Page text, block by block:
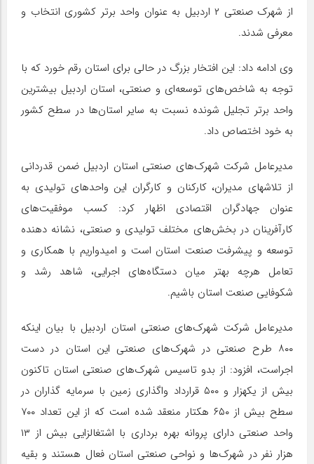
از شهرک صنعتی ۲ اردبیل به عنوان واحد برتر کشوری انتخاب و
معرفی شدند.
وی ادامه داد: این افتخار بزرگ در حالی برای استان رقم خورد که با
توجه به شاخص‌های توسعه‌ای و صنعتی، استان اردبیل بیشترین
واحد برتر تجلیل شونده نسبت به سایر استان‌ها در سطح کشور
به خود اختصاص داد.
مدیرعامل شرکت شهرک‌های صنعتی استان اردبیل ضمن قدردانی
از تلاشهای مدیران، کارکنان و کارگران این واحدهای تولیدی به
عنوان جهادگران اقتصادی اظهار کرد: کسب موفقیت‌های
کارآفرینان در بخش‌های مختلف تولیدی و صنعتی، نشانه دهنده
توسعه و پیشرفت صنعت استان است و امیدواریم با همکاری و
تعامل هرچه بهتر میان دستگاه‌های اجرایی، شاهد رشد و
شکوفایی صنعت استان باشیم.
مدیرعامل شرکت شهرک‌های صنعتی استان اردبیل با بیان اینکه
۸۰۰ طرح صنعتی در شهرک‌های صنعتی این استان در دست
اجراست، افزود: از بدو تاسیس شهرک‌های صنعتی استان تاکنون
بیش از یکهزار و ۵۰۰ قرارداد واگذاری زمین با سرمایه گذاران در
سطح بیش از ۶۵۰ هکتار منعقد شده است که از این تعداد ۷۰۰
واحد صنعتی دارای پروانه بهره برداری با اشتغالزایی بیش از ۱۳
هزار نفر در شهرک‌ها و نواحی صنعتی استان فعال هستند و بقیه